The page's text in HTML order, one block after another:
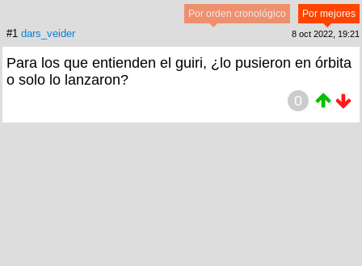
Por mejores
Por orden cronológico
#1 dars_veider 8 oct 2022, 19:21
Para los que entienden el guiri, ¿lo pusieron en órbita
o solo lo lanzaron?
0